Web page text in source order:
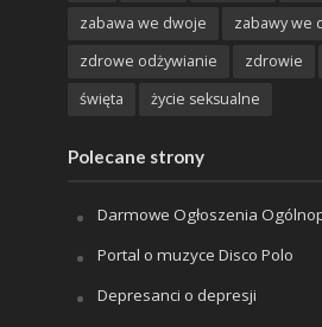
zabawa we dwoje
zabawy we
zdrowe odżywianie
zdrowie
święta
życie seksualne
Polecane strony
Darmowe Ogłoszenia
Portal o muzyce Disco Polo
Depresanci o depresji